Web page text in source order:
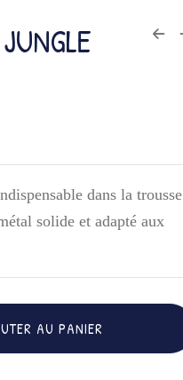
dans la trousse
solide et adapté aux
AU PANIER